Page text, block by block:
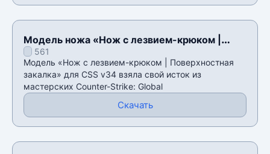
Модель ножа «Нож с лезвием-крюком |
Поверхностная закалка» для CSS v34
561
Модель «Нож с лезвием-крюком | Поверхностная
закалка» для CSS v34 взяла свой исток из
мастерских Counter-Strike: Global
Скачать